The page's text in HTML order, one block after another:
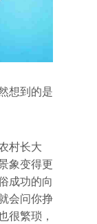
想到的是
村长大
象变得更
成功的向
会问你挣
很繁琐，